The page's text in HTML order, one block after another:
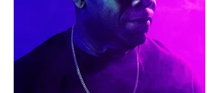
Corrida por la Vida, e